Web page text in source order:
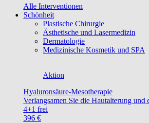
Alle Interventionen
Schönheit
Plastische Chirurgie
Ästhetische und Lasermedizin
Dermatologie
Medizinische Kosmetik und SPA
Aktion
Hyaluronsäure-Mesotherapie
Verlangsamen Sie die Hautalterung
4+1 frei
396 €